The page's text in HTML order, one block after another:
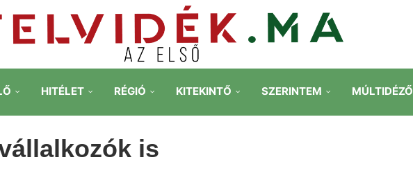
HITÉLET RÉGIÓ KITEKINTŐ SZERINTEM MÚLTIDÉZŐ
is